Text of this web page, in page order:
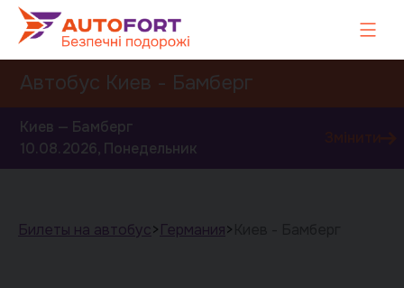
Автобус Киев - Бамберг
Киев — Бамберг
10.08.2026, Понедельник
Билеты на автобус>Германия>